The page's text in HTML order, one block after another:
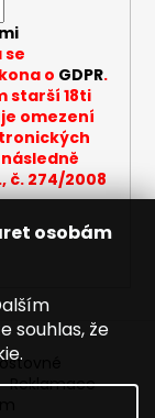
osobám
souhlas, že
o GDPR.
starší 18ti
omezení
č. 274/2008
Reklamace